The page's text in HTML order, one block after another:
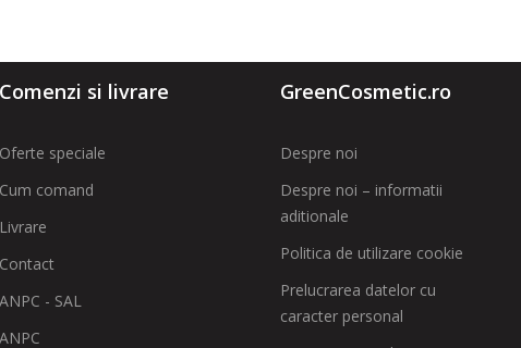
Comenzi si livrare
Oferte speciale
Cum comand
Livrare
Contact
ANPC - SAL
ANPC
GreenCosmetic.ro
Despre noi
Despre noi – informatii
aditionale
Politica de utilizare cookie
Prelucrarea datelor cu
caracter personal